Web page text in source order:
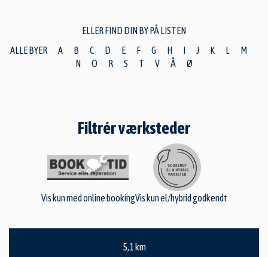
ELLER FIND DIN BY PÅ LISTEN
ALLE BYER
A B C D E F G H I J K L
M
N
O R S T V Å Ø
Filtrér værksteder
Vis kun med online bookingVis kun el/hybrid godkendt
5,1 km